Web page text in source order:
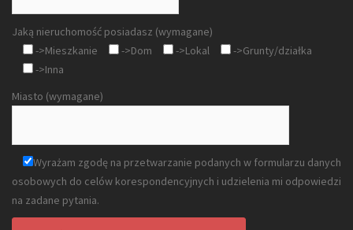
Jaką nieruchomość posiadasz (wymagane)
->Mieszkanie
->Dom ->Lokal
->Grunty/działka
->Inna
Miasto (wymagane)
Wyrażam zgodę na przetwarzanie podanych w formularzu danych
osobowych do celów korespondencyjnych i udzielenia mi odpowiedzi
na zadane pytania.